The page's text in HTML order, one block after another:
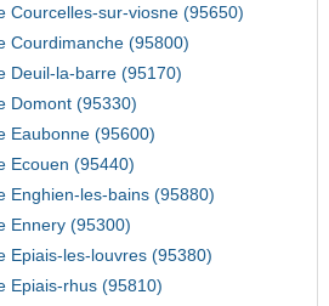
Courcelles-sur-viosne (95650)
Courdimanche (95800)
Deuil-la-barre (95170)
Domont (95330)
Eaubonne (95600)
Ecouen (95440)
Enghien-les-bains (95880)
Ennery (95300)
Epiais-les-louvres (95380)
Epiais-rhus (95810)